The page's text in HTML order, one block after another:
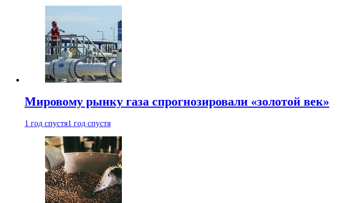
Мировому рынку газа спрогнозировали «золотой век»
1 год спустя1 год спустя